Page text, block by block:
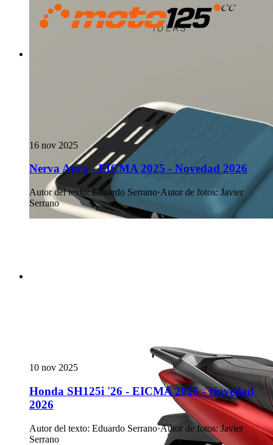
16 nov 2025
Nerva Aura - EICMA 2025 - Novedad 2026
Autor del texto: Eduardo Serrano·Autor de fotos: Javier
Serrano
10 nov 2025
Honda SH125i '26 - EICMA 2025 - Novedad
2026
Autor del texto: Eduardo Serrano·Autor de fotos: Javier
Serrano